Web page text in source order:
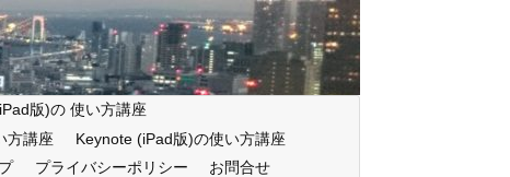
版)の 使い方講座
方講座
Keynote (iPad版)の使い方講座
プライバシーポリシー お問合せ